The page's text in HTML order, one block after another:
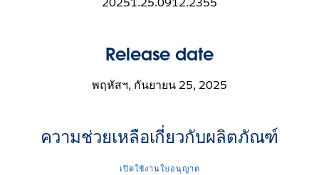
Release date
พฤหัสฯ, กันยายน 25, 2025
ความช่วยเหลือเกี่ยวกับผลิตภัณฑ์
เปิดใช้งานใบอนุญาต